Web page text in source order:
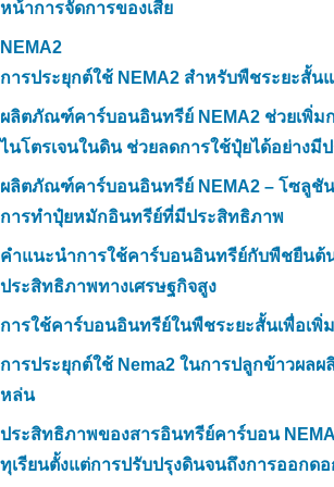
หน้าการจัดการของเสีย
NEMA2
การประยุกต์ใช้ NEMA2 สำหรับพืชระยะสั้น
ผลิตภัณฑ์คาร์บอนอินทรีย์ NEMA2 ช่วยเพิ่ม
ไนโตรเจนในดิน ช่วยลดการใช้ปุ๋ยได้อย่างมี
ผลิตภัณฑ์คาร์บอนอินทรีย์ NEMA2 – โซลูชั
การทำปุ๋ยหมักอินทรีย์ที่มีประสิทธิภาพ
คำแนะนำการใช้คาร์บอนอินทรีย์กับพืชยืนต้
ประสิทธิภาพทางเศรษฐกิจสูง
การใช้คาร์บอนอินทรีย์ในพืชระยะสั้นเพื่อเพิ่
การประยุกต์ใช้ Nema2 ในการปลูกข้าวผลผ
หล่น
ประสิทธิภาพของสารอินทรีย์คาร์บอน
ทุเรียนตั้งแต่การปรับปรุงดินจนถึงการออกด